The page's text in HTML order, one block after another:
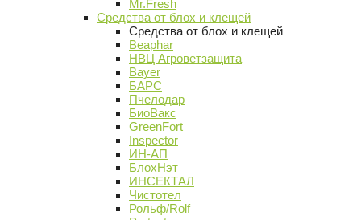
Mr.Fresh
Средства от блох и клещей
Средства от блох и клещей
Beaphar
НВЦ Агроветзащита
Bayer
БАРС
Пчелодар
БиоВакс
GreenFort
Inspector
ИН-АП
БлохНэт
ИНСЕКТАЛ
Чистотел
Рольф/Rolf